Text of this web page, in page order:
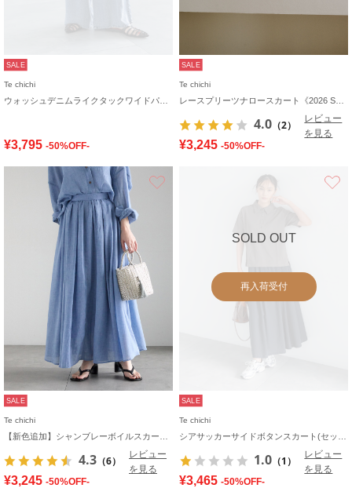
SALE
Te chichi
¥3,795 -50%OFF-
SALE
Te chichi
4.0 （2）
レビュー
を見る
¥3,245 -50%OFF-
SALE
Te chichi
4.3 （6）
レビュー
を見る
¥3,245 -50%OFF-
SOLD OUT
再入荷受付
SALE
Te chichi
1.0 （1）
レビュー
を見る
¥3,465 -50%OFF-